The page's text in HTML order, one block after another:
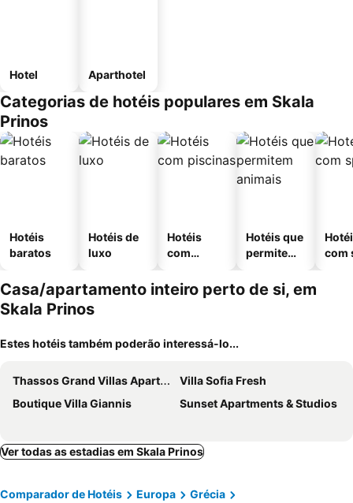
Hotel Aparthotel
Categorias de hotéis populares em Skala
Prinos
Hotéis
baratos
Hotéis de
luxo
Hotéis
com
Hotéis que
permitem
com
Casa/apartamento inteiro perto de si, em
Skala Prinos
Estes hotéis também poderão interessá-lo...
Thassos Grand Villas Apartments & Studios
Villa Sofia Fresh
Boutique Villa Giannis
Sunset Apartments & Studios
Ver todas as estadias em Skala Prinos
Comparador de Hotéis Europa
Grécia